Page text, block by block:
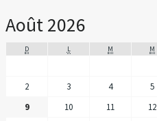
Août 2026
D L M M
2
3 4 5
9
10 11 12